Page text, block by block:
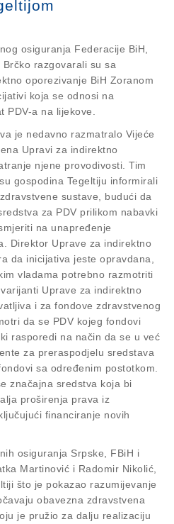
osiguranja Federacije BiH,
razgovarali su sa
oporezivanje BiH Zoranom
koja se odnosi na
PDV-a na lijekove.
je nedavno razmatralo Vijeće
Upravi za indirektno
njene provodivosti. Tim
gospodina Tegeltiju informirali
sustave, budući da
za PDV prilikom nabavki
na unapređenje
Direktor Uprave za indirektno
da inicijativa jeste opravdana,
vladama potrebno razmotriti
Uprave za indirektno
i za fondove zdravstvenog
da se PDV kojeg fondovi
rasporedi na način da se u već
za preraspodjelu sredstava
sa određenim postotkom.
značajna sredstva koja bi
proširenja prava iz
financiranje novih
osiguranja Srpske, FBiH i
Martinović i Radomir Nikolić,
što je pokazao razumijevanje
obavezna zdravstvena
je pružio za dalju realizaciju